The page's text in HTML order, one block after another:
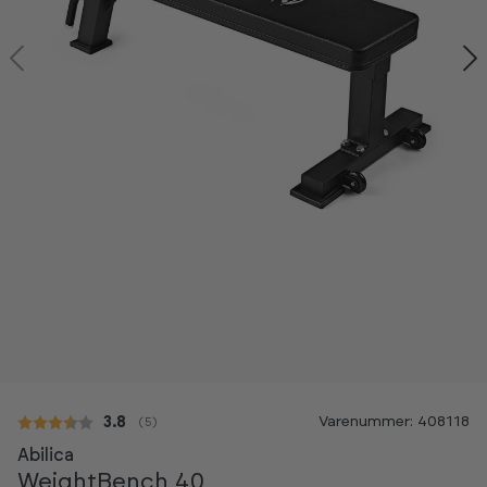
Gennemsnitlig vurdering:
3.8 ( stemmer:
5 ) Varenummer: 408118
Abilica